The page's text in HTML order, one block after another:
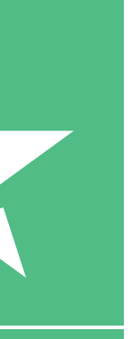
maandelijkse